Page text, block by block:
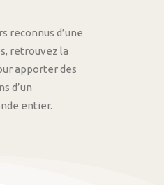
reconnus d’une
retrouvez la
apporter des
d’un
entier.